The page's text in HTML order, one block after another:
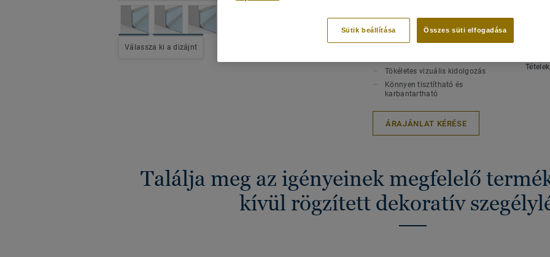
Válassza ki a dizájnt
Beillesztett padlóburkolat a
színek tökéletes passzolása
érdekében
Tökéletes vizuális kidolgozás
Könnyen tisztítható és
karbantartható
ÁRAJÁNLAT KÉRÉSE
Találja meg az igényeinek megfelelő
kívül rögzített dekoratív
Összes süti elfogadása
Sütik beállítása